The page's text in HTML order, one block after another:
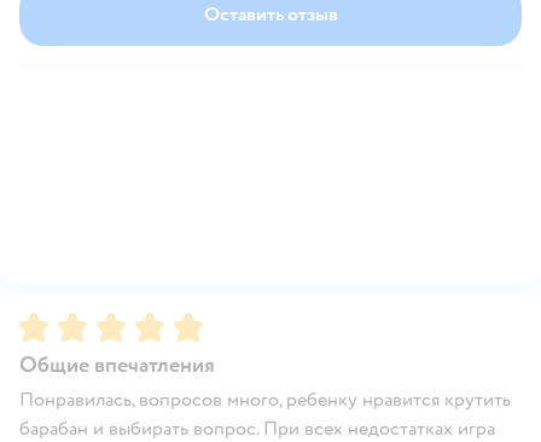
Оставить отзыв
Рейтинг:5
Общие впечатления
Понравилась, вопросов много, ребенку нравится крутить
барабан и выбирать вопрос. При всех недостатках игра